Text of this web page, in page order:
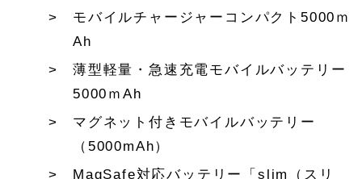
モバイルチャージャーコンパクト5000ｍ
Ah
薄型軽量・急速充電モバイルバッテリー
5000ｍAh
マグネット付きモバイルバッテリー
（5000mAh）
MagSafe対応バッテリー「slim（スリ